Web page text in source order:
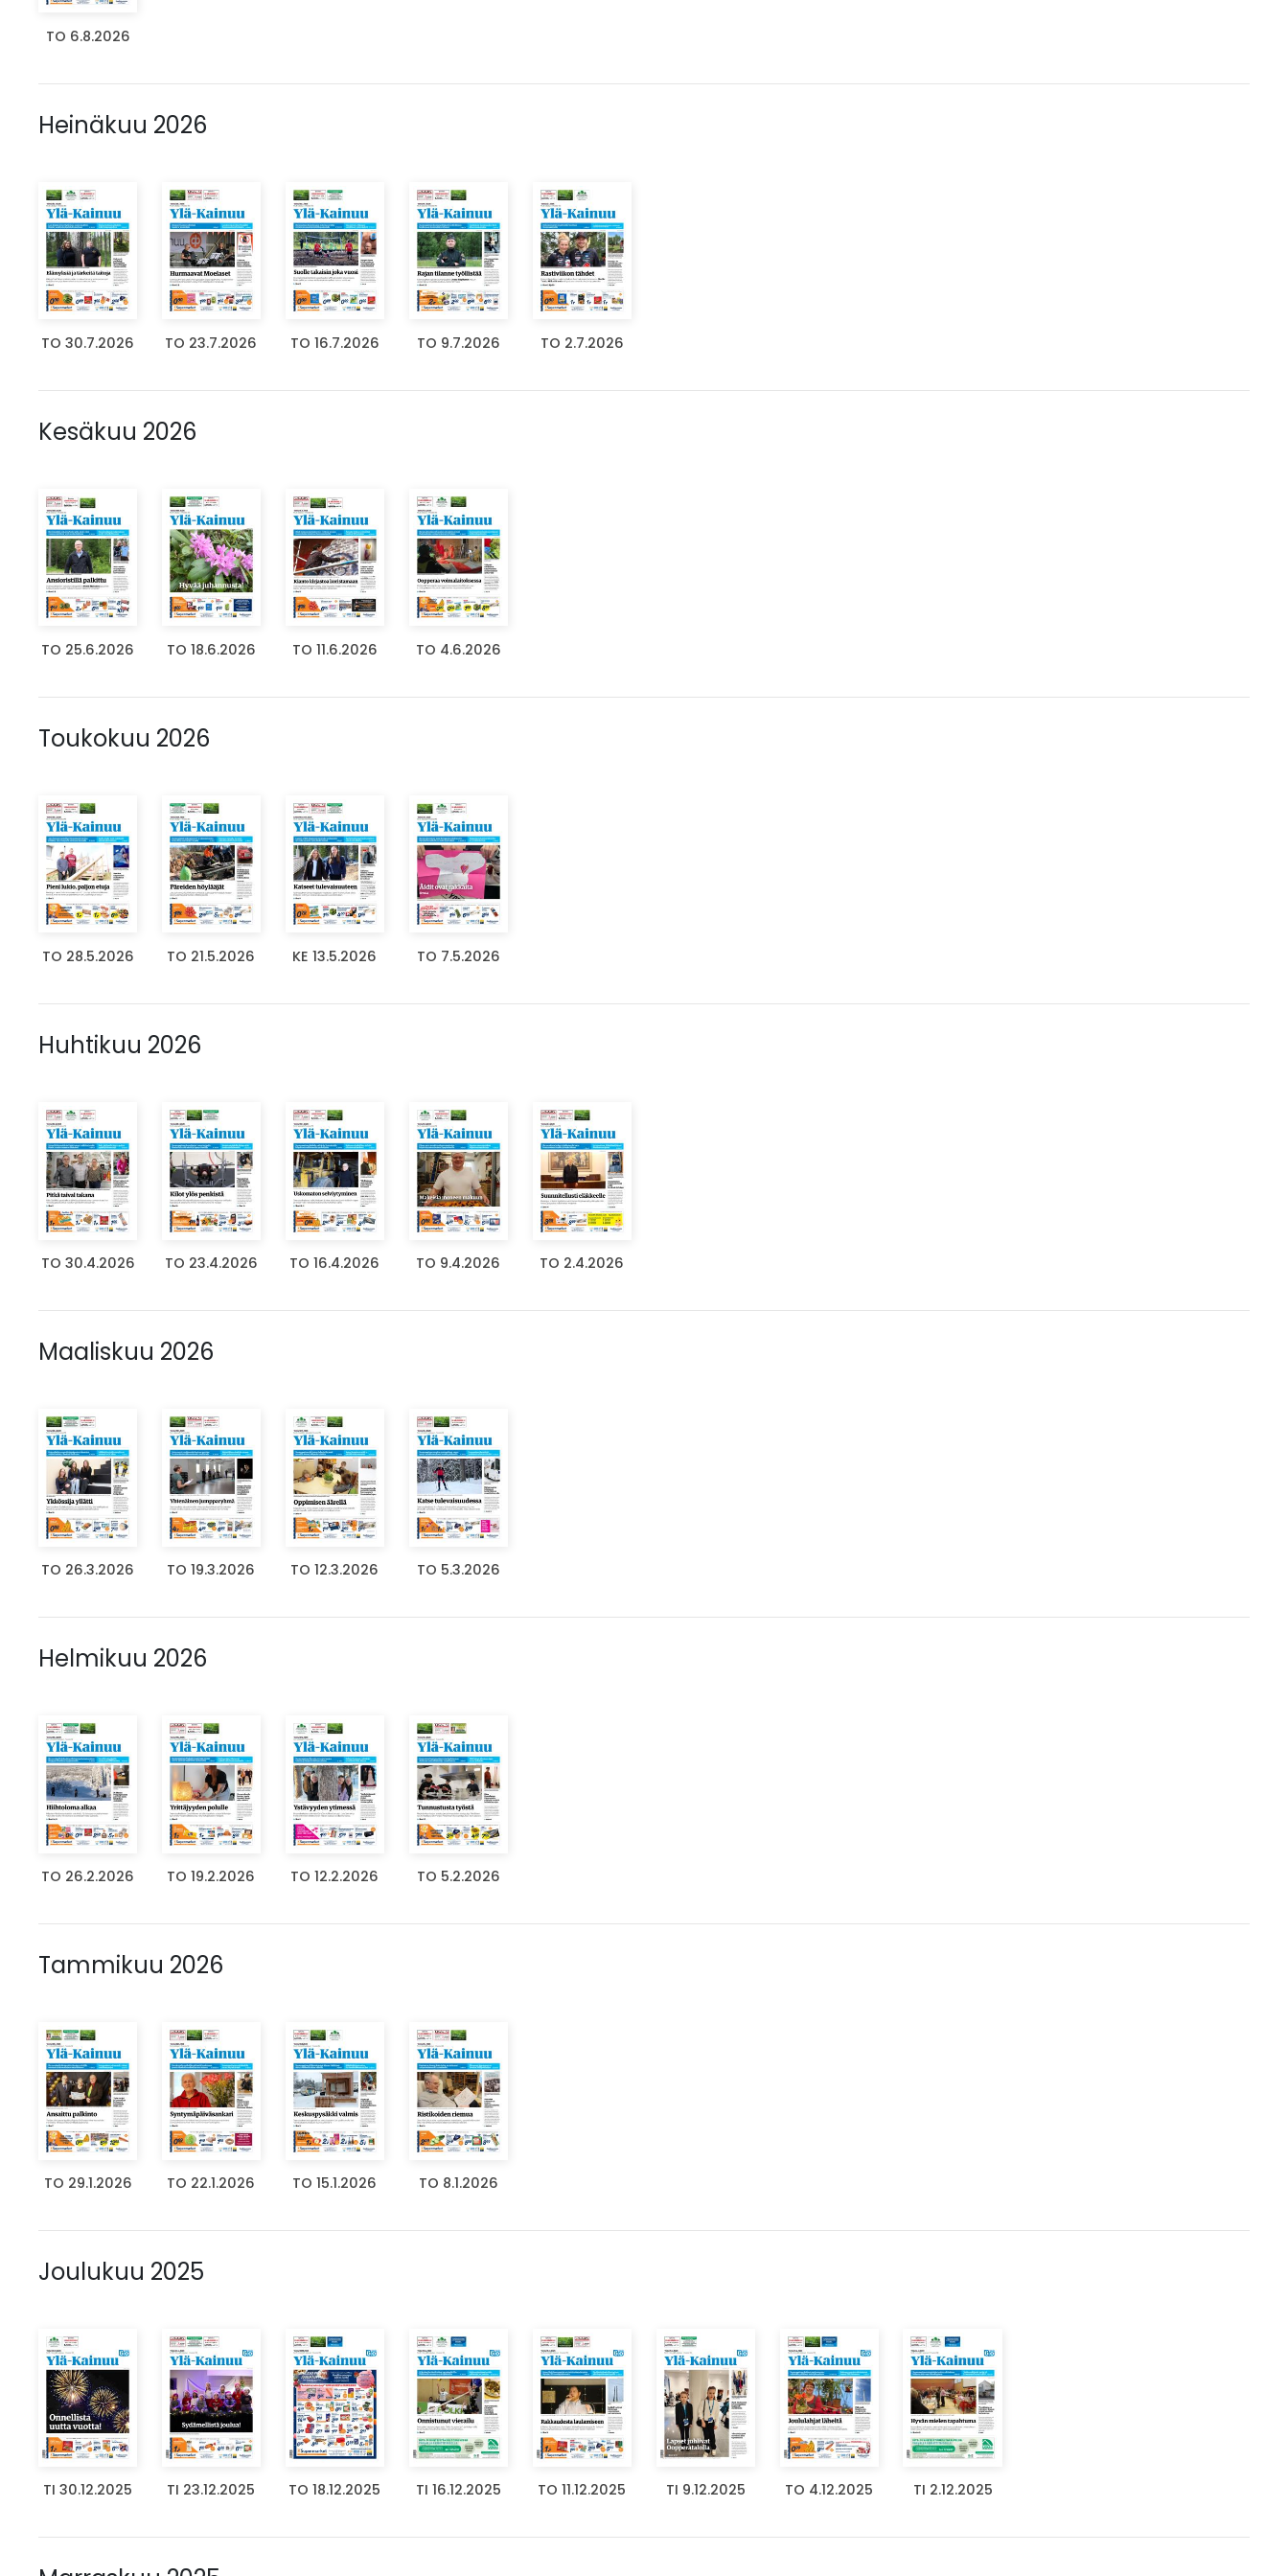
TO 6.8.2026
Heinäkuu 2026
TO 30.7.2026 TO 23.7.2026 TO 16.7.2026 TO 9.7.2026 TO 2.7.2026
Kesäkuu 2026
TO 25.6.2026 TO 18.6.2026 TO 11.6.2026 TO 4.6.2026
Toukokuu 2026
TO 28.5.2026 TO 21.5.2026 KE 13.5.2026 TO 7.5.2026
Huhtikuu 2026
TO 30.4.2026 TO 23.4.2026 TO 16.4.2026 TO 9.4.2026 TO 2.4.2026
Maaliskuu 2026
TO 26.3.2026 TO 19.3.2026 TO 12.3.2026 TO 5.3.2026
Helmikuu 2026
TO 26.2.2026 TO 19.2.2026 TO 12.2.2026 TO 5.2.2026
Tammikuu 2026
TO 29.1.2026 TO 22.1.2026 TO 15.1.2026 TO 8.1.2026
Joulukuu 2025
TI 30.12.2025 TI 23.12.2025 TO 18.12.2025 TI 16.12.2025 TO 11.12.2025 TI 9.12.2025 TO 4.12.2025 TI 2.12.2025